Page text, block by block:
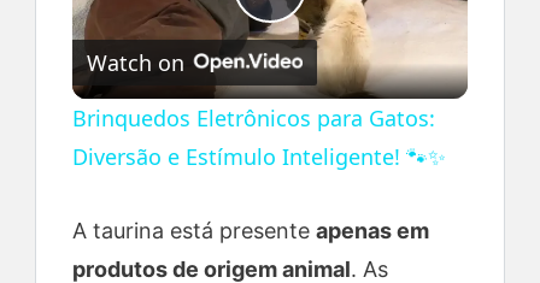
P
l
a
y
Watch on
Brinquedos Eletrônicos para Gatos:
Diversão e Estímulo Inteligente! 🐾✨
A taurina está presente apenas em
produtos de origem animal. As